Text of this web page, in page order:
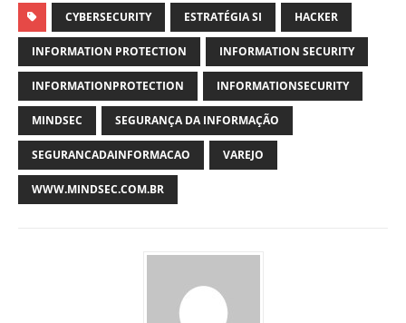
CYBERSECURITY ESTRATÉGIA SI HACKER
INFORMATION PROTECTION INFORMATION SECURITY
INFORMATIONPROTECTION INFORMATIONSECURITY
MINDSEC SEGURANÇA DA INFORMAÇÃO
SEGURANCADAINFORMACAO VAREJO
WWW.MINDSEC.COM.BR